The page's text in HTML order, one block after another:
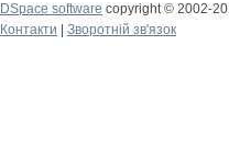
DSpace software copyright © 2002-
Контакти
Зворотній зв'язок